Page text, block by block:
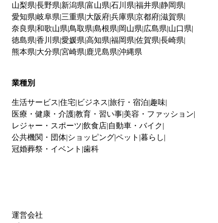
山梨県 長野県 新潟県 富山県 石川県 福井県 静岡県
愛知県 岐阜県 三重県 大阪府兵庫県 京都府滋賀県
奈良県 和歌山県 鳥取県 島根県 岡山県 広島県 山口県
徳島県 香川県 愛媛県 高知県 福岡県 佐賀県 長崎県
熊本県 大分県 宮崎県 鹿児島県 沖縄県
業種別
生活サービス 住宅 ビジネス 旅行・宿泊 趣味
医療・健康・介護教育・習い事 美容・ファッション
レジャー・スポーツ 飲食店 自動車・バイク
公共機関・団体 ショッピングペット 暮らし
冠婚葬祭・イベント 歯科
運営会社